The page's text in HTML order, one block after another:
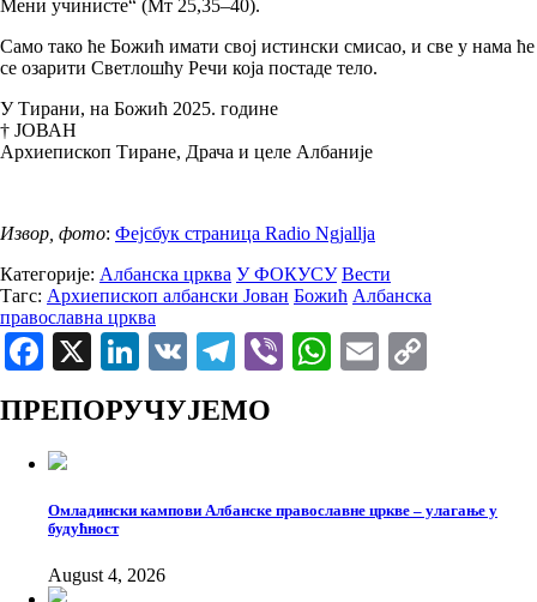
Мени учинисте“ (Мт 25,35–40).
Само тако ће Божић имати свој истински смисао, и све у нама ће
се озарити Светлошћу Речи која постаде тело.
У Тирани, на Божић 2025. године
† ЈОВАН
Архиепископ Тиране, Драча и целе Албаније
Извор, фото: Фејсбук страница Radio Ngjallja
Категорије: Албанска црква У ФОКУСУ Вести
Тагс: Архиепископ албански Јован Божић Албанска
православна црква
Facebook
X LinkedIn
VK Telegram
ViberWhatsApp
Email
ПРЕПОРУЧУЈЕМО
Омладински кампови Албанске православне цркве – улагање у
будућност
August 4, 2026